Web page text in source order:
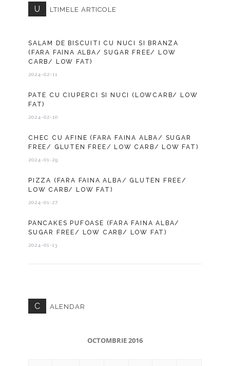
U LTIMELE ARTICOLE
SALAM DE BISCUITI CU NUCI SI BRANZA
(FARA FAINA ALBA/ SUGAR FREE/ LOW
CARB/ LOW FAT)
2024-02-11
PATE CU CIUPERCI SI NUCI (LOWCARB/ LOW
FAT)
2024-02-10
CHEC CU AFINE (FARA FAINA ALBA/ SUGAR
FREE/ GLUTEN FREE/ LOW CARB/ LOW FAT)
2024-01-29
PIZZA (FARA FAINA ALBA/ GLUTEN FREE/
LOW CARB/ LOW FAT)
2024-01-27
PANCAKES PUFOASE (FARA FAINA ALBA/
SUGAR FREE/ LOW CARB/ LOW FAT)
2024-01-13
C ALENDAR
OCTOMBRIE 2016